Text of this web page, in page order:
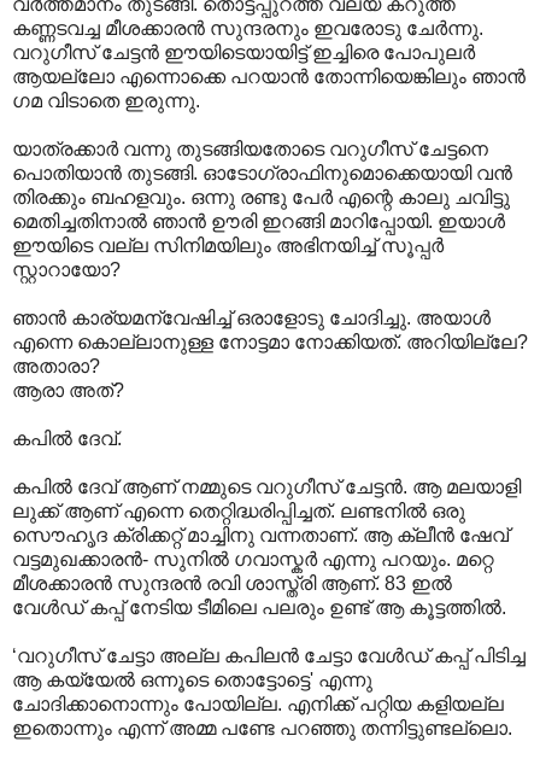
കണ്ണടവച്ച മീശക്കാരൻ സുന്ദരനും ഇവരോടു ചേർന്നു.
വറുഗീസ് ചേട്ടൻ ഈയിടെയായിട്ട് ഇച്ചിരെ പോപുലർ
ആയല്ലോ എന്നൊക്കെ പറയാൻ തോന്നിയെങ്കിലും ഞാൻ
ഗമ വിടാതെ ഇരുന്നു.
യാത്രക്കാർ വന്നു തുടങ്ങിയതോടെ വറുഗീസ് ചേട്ടനെ
പൊതിയാൻ തുടങ്ങി. ഓടോഗ്രാഫിനുമൊക്കെയായി വൻ
തിരക്കും ബഹളവും. ഒന്നു രണ്ടു പേർ എന്റെ കാലു ചവിട്ടു
മെതിച്ചതിനാൽ ഞാൻ ഊരി ഇറങ്ങി മാറിപ്പോയി. ഇയാൾ
ഈയിടെ വല്ല സിനിമയിലും അഭിനയിച്ച് സൂപ്പർ
സ്റ്റാറായോ?
ഞാൻ കാര്യമന്വേഷിച്ച് ഒരാളോടു ചോദിച്ചു. അയാൾ
എന്നെ കൊല്ലാനുള്ള നോട്ടമാ നോക്കിയത്. അറിയില്ലേ?
അതാരാ?
ആരാ അത്?
കപിൽ ദേവ്.
കപിൽ ദേവ് ആണ് നമ്മുടെ വറുഗീസ് ചേട്ടൻ. ആ മലയാളി
ലുക്ക് ആണ് എന്നെ തെറ്റിദ്ധരിപ്പിച്ചത്. ലണ്ടനിൽ ഒരു
സൌഹൃദ ക്രിക്കറ്റ് മാച്ചിനു വന്നതാണ്. ആ ക്ലീൻ ഷേവ്
വട്ടമുഖക്കാരൻ- സുനിൽ ഗവാസ്കർ എന്നു പറയും. മറ്റെ
മീശക്കാരൻ സുന്ദരൻ രവി ശാസ്ത്രി ആണ്. 83 ഇൽ
വേൾഡ് കപ്പ് നേടിയ ടീമിലെ പലരും ഉണ്ട് ആ കൂട്ടത്തിൽ.
‘വറുഗീസ് ചേട്ടാ അല്ല കപിലൻ ചേട്ടാ വേൾഡ് കപ്പ് പിടിച്ച
ആ കയ്യേൽ ഒന്നൂടെ തൊട്ടോട്ടെ' എന്നു
ചോദിക്കാനൊന്നും പോയില്ല. എനിക്ക് പറ്റിയ കളിയല്ല
ഇതൊന്നും എന്ന് അമ്മ പണ്ടേ പറഞ്ഞു തന്നിട്ടുണ്ടല്ലൊ.